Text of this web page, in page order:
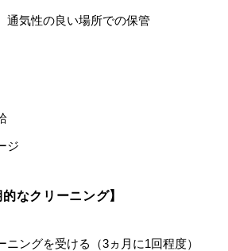
通気性の良い場所での保管
ジ
なクリーニング】
ニングを受ける（3ヵ月に1回程度）